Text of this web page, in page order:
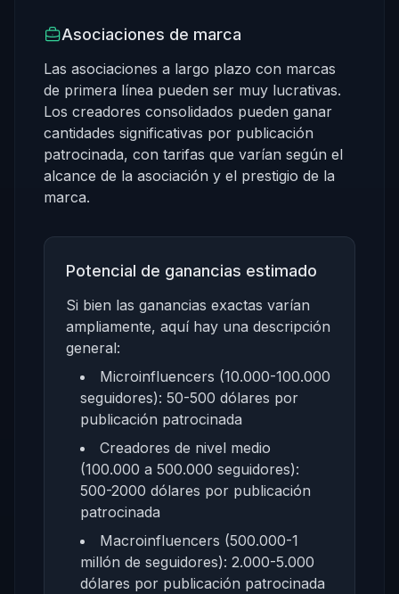
Asociaciones de marca
Las asociaciones a largo plazo con marcas
de primera línea pueden ser muy lucrativas.
Los creadores consolidados pueden ganar
cantidades significativas por publicación
patrocinada, con tarifas que varían según el
alcance de la asociación y el prestigio de la
marca.
Potencial de ganancias estimado
Si bien las ganancias exactas varían
ampliamente, aquí hay una descripción
general:
Microinfluencers (10.000-100.000
seguidores): 50-500 dólares por
publicación patrocinada
Creadores de nivel medio
(100.000 a 500.000 seguidores):
500-2000 dólares por publicación
patrocinada
Macroinfluencers (500.000-1
millón de seguidores): 2.000-5.000
dólares por publicación patrocinada